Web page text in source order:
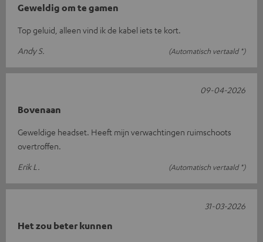
Geweldig om te gamen
Top geluid, alleen vind ik de kabel iets te kort.
Andy S.
(Automatisch vertaald *)
Bovenaan
Geweldige headset. Heeft mijn verwachtingen ruimschoots
overtroffen.
Erik L.
(Automatisch vertaald *)
09-04-2026
Het zou beter kunnen
31-03-2026